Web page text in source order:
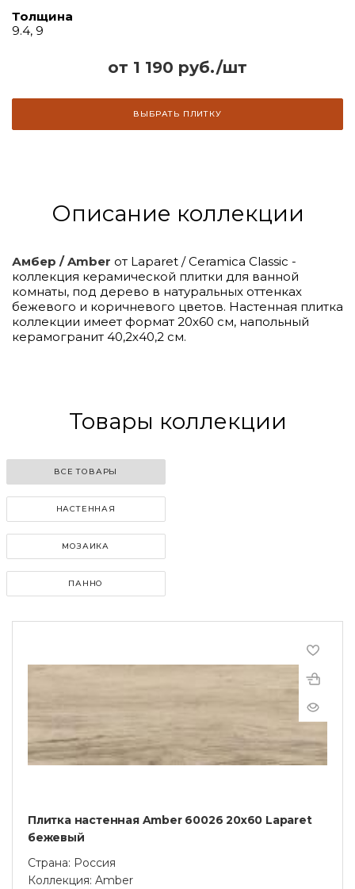
от 1 190 руб./шт
ВЫБРАТЬ ПЛИТКУ
Толщина
9.4, 9
Описание коллекции
Амбер / Amber от Laparet / Ceramica Classic -
коллекция керамической плитки для ванной
комнаты, под дерево в натуральных оттенках
бежевого и коричневого цветов. Настенная плитка
коллекции имеет формат 20х60 см, напольный
керамогранит 40,2х40,2 см.
Товары коллекции
ВСЕ ТОВАРЫ
НАСТЕННАЯ
МОЗАИКА
ПАННО
Плитка настенная Amber 60026 20х60 Laparet
бежевый
Страна: Россия
Коллекция: Amber